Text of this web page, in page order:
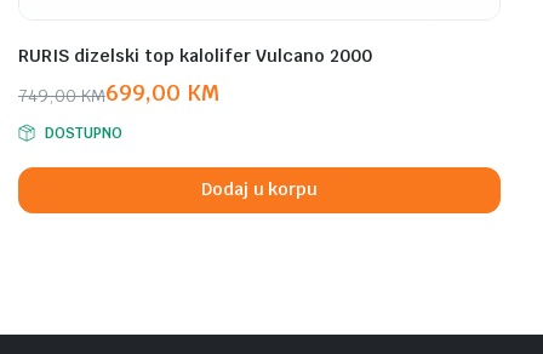
RURIS dizelski top kalolifer Vulcano 2000
749,00KM
Original
price
was:
749,00 KM.
699,00 KM
Current
price
is:
699,00 KM.
DOSTUPNO
Dodaj u korpu